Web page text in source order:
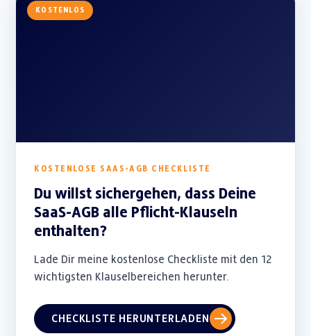
KOSTENLOS
KOSTENLOSE SAAS-AGB CHECKLISTE
Du willst sichergehen, dass Deine
SaaS-AGB alle Pflicht-Klauseln
enthalten?
Lade Dir meine kostenlose Checkliste mit den 12
wichtigsten Klauselbereichen herunter.
CHECKLISTE HERUNTERLADEN